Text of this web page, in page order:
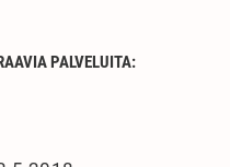
PALVELUITA: